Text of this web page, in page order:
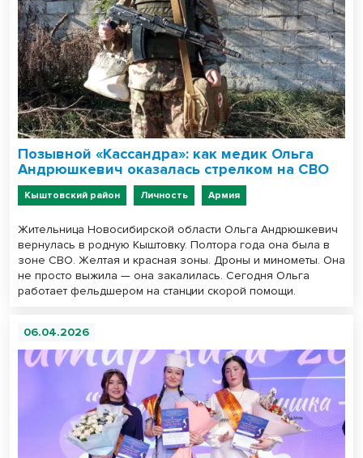
Позывной «Кассандра»: как медик Ольга
Андрюшкевич оказалась стрелком на СВО
Кыштовский район Личность Армия
Жительница Новосибирской области Ольга Андрюшкевич
вернулась в родную Кыштовку. Полтора года она была в
зоне СВО. Желтая и красная зоны. Дроны и минометы. Она
не просто выжила — она закалилась. Сегодня Ольга
работает фельдшером на станции скорой помощи.
06.04.2026